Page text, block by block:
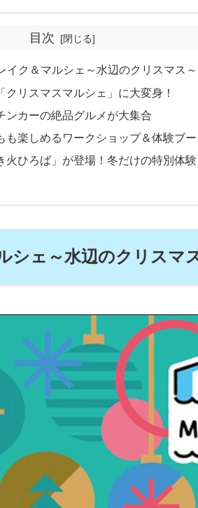
目次
イク＆マルシェ～水辺のクリスマス～
クリスマスマルシェ」に大変身！
ンカーの絶品グルメが大集合
も楽しめるワークショップ＆体験ブー
火ひろば」が登場！冬だけの特別体験
シェ～水辺のクリスマ